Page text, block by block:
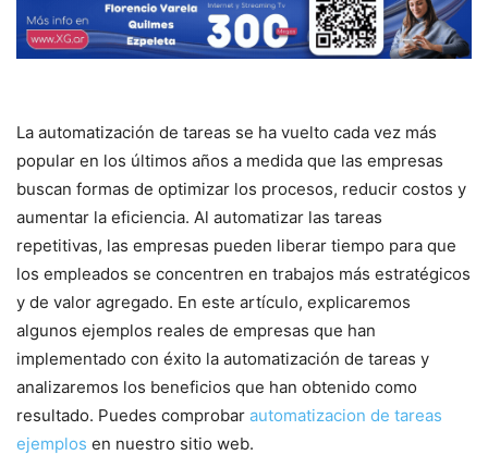
La automatización de tareas se ha vuelto cada vez más
popular en los últimos años a medida que las empresas
buscan formas de optimizar los procesos, reducir costos y
aumentar la eficiencia. Al automatizar las tareas
repetitivas, las empresas pueden liberar tiempo para que
los empleados se concentren en trabajos más estratégicos
y de valor agregado. En este artículo, explicaremos
algunos ejemplos reales de empresas que han
implementado con éxito la automatización de tareas y
analizaremos los beneficios que han obtenido como
resultado. Puedes comprobar automatizacion de tareas
ejemplos en nuestro sitio web.